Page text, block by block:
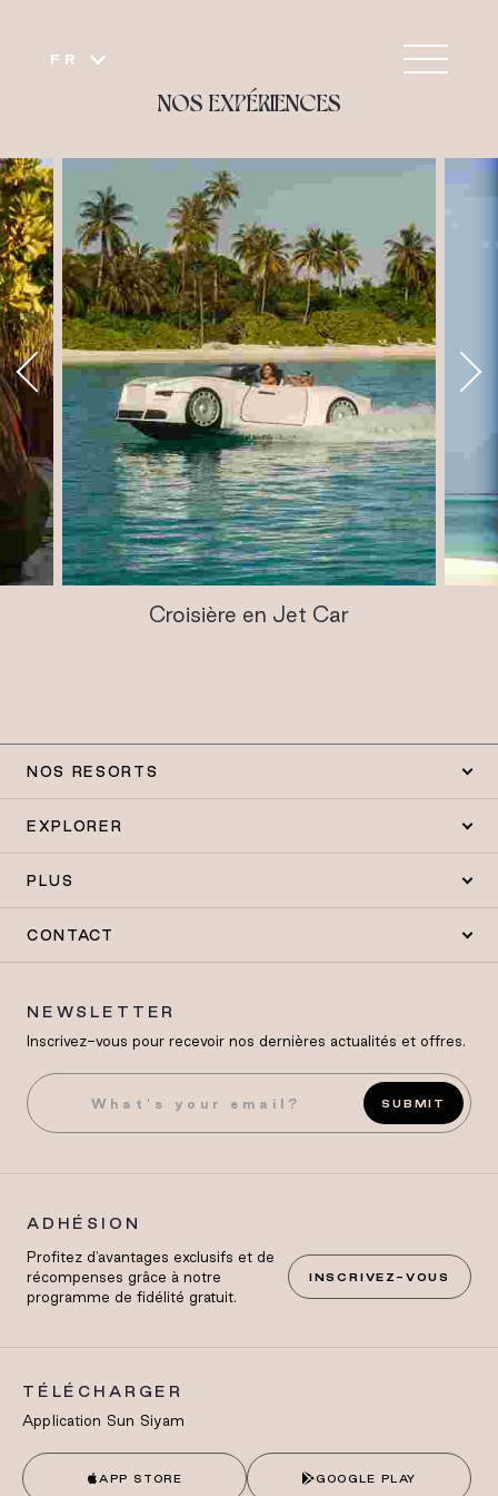
FR
NOS EXPÉRIENCES
Croisière en Jet Car
NOS RESORTS
EXPLORER
PLUS
CONTACT
NEWSLETTER
Inscrivez-vous pour recevoir nos dernières actualités et offres.
SUBMIT
ADHÉSION
Profitez d'avantages exclusifs et de
récompenses grâce à notre
programme de fidélité gratuit.
INSCRIVEZ-VOUS
TÉLÉCHARGER
Application Sun Siyam
APP STORE GOOGLE PLAY